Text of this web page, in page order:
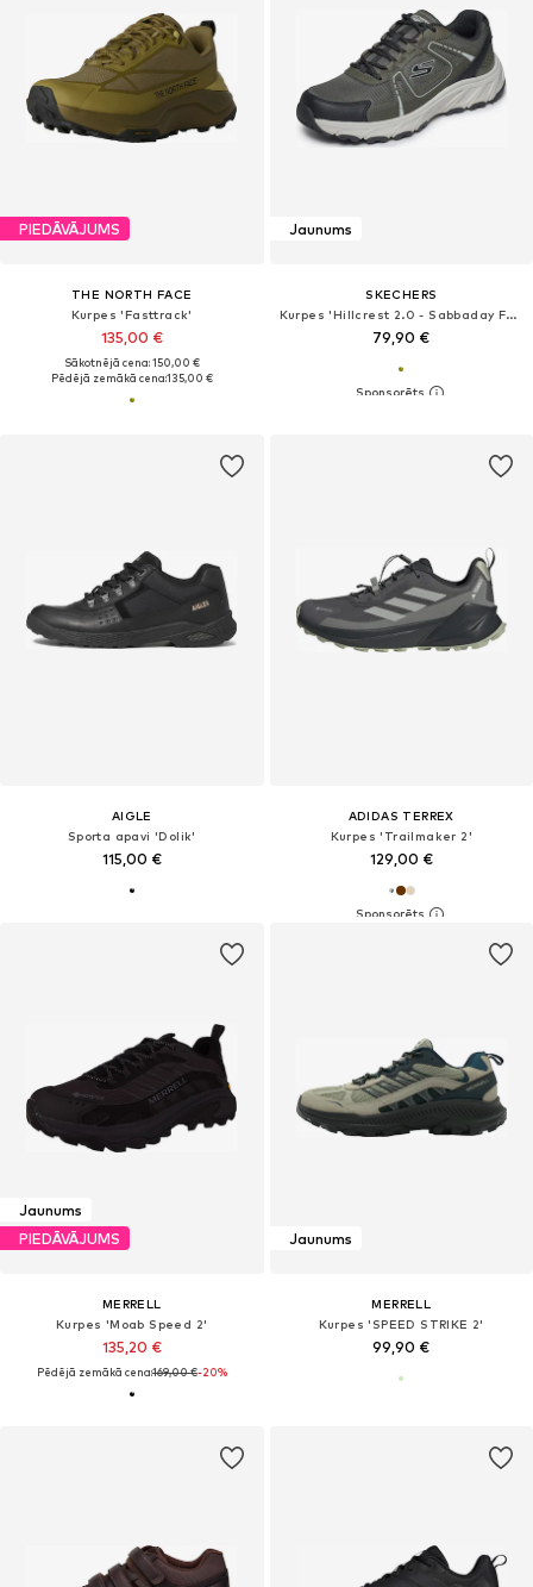
PIEDĀVĀJUMS
THE NORTH FACE
Kurpes 'Fasttrack'
135,00 €
Sākotnējā cena: 150,00 €
Pēdējā zemākā cena:135,00 €
Jaunums
SKECHERS
Kurpes 'Hillcrest 2.0 - Sabbaday Falls'
79,90 €
AIGLE
Sporta apavi 'Dolik'
115,00 €
ADIDAS TERREX
Kurpes 'Trailmaker 2'
129,00 €
Jaunums
PIEDĀVĀJUMS
MERRELL
Kurpes 'Moab Speed 2'
135,20 €
Pēdējā zemākā cena:169,00 €-20%
Jaunums
MERRELL
Kurpes 'SPEED STRIKE 2'
99,90 €